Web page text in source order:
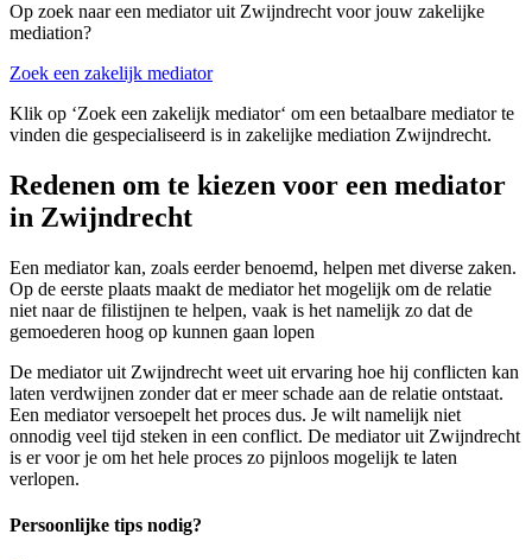
Op zoek naar een mediator uit Zwijndrecht voor jouw zakelijke
mediation?
Zoek een zakelijk mediator
Klik op ‘Zoek een zakelijk mediator‘ om een betaalbare mediator te
vinden die gespecialiseerd is in zakelijke mediation Zwijndrecht.
Redenen om te kiezen voor een mediator
in Zwijndrecht
Een mediator kan, zoals eerder benoemd, helpen met diverse zaken.
Op de eerste plaats maakt de mediator het mogelijk om de relatie
niet naar de filistijnen te helpen, vaak is het namelijk zo dat de
gemoederen hoog op kunnen gaan lopen
De mediator uit Zwijndrecht weet uit ervaring hoe hij conflicten kan
laten verdwijnen zonder dat er meer schade aan de relatie ontstaat.
Een mediator versoepelt het proces dus. Je wilt namelijk niet
onnodig veel tijd steken in een conflict. De mediator uit Zwijndrecht
is er voor je om het hele proces zo pijnloos mogelijk te laten
verlopen.
Persoonlijke tips nodig?